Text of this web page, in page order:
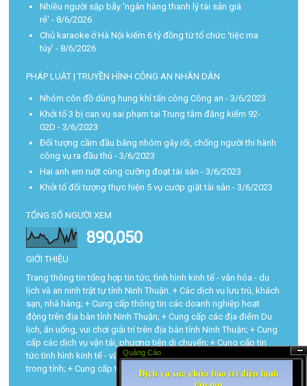
Ẩn
Quảng Cáo
Nhiều người sập bẫy 'ngân hàng thanh lý tài sản giá
rẻ' - 8/6/2026
Chủ karaoke ở Hà Nội kiếm 6 tỷ đồng từ tổ chức 'tiệc ma
túy' - 8/6/2026
PHÁP LUẬT | TRUYỀN HÌNH CÔNG AN NHÂN DÂN
Nhóm côn đồ dùng hung khí tấn công Công an - 3/6/2023
Khởi tố 3 bị can vụ sai phạm tại Trung tâm đăng kiểm 92-
02D - 3/6/2023
Đối tượng cầm đầu băng nhóm gây rối, chống người thi hành
công vụ ra đầu thú - 3/6/2023
Hai anh em ruột cùng cưỡng đoạt tài sản - 3/6/2023
Khởi tố đối tượng thực hiện 5 vụ cướp giật tài sản - 3/6/2023
TỔNG SỐ NGƯỜI XEM
890,050
GIỚI THIỆU
Trang thông tin tổng hợp tin tức, tình hình kinh tế - văn hóa - du
lịch và an ninh trật tự tỉnh Ninh Thuận. + Các dịch vụ lưu trú, khách
sạn, nhà hàng; + Cung cấp thông tin các doanh nghiệp hoạt
động trên địa bàn tỉnh Ninh Thuận; + Cung cấp các địa điểm Du
lịch, ăn uống, vui chơi giải trí trên địa bàn tỉnh Ninh Thuận; + Cung
cấp các dịch vụ vận tải, phương tiện di chuyển; + Cung cấp tin
tức tình hình kinh tế - văn hóa - du lịch và trật tự an toàn xã hội
trong tỉnh; + Cung cấp tra cứu các thủ tục hành chính...